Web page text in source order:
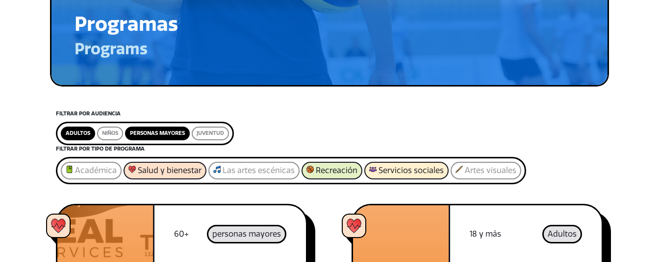
Programas
Programs
FILTRAR POR AUDIENCIA
ADULTOS NIÑOS PERSONAS MAYORES JUVENTUD
FILTRAR POR TIPO DE PROGRAMA
Académica Salud y bienestar Las artes escénicas Recreación Servicios sociales Artes visuales
60+ personas mayores 18 y más Adultos